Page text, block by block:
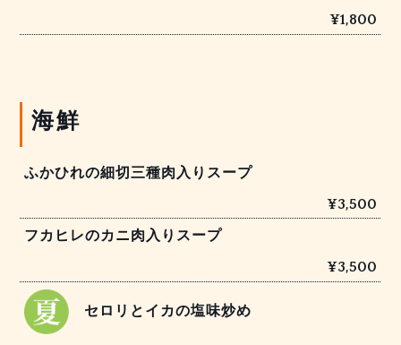
¥1,800
海鮮
ふかひれの細切三種肉入りスープ
¥3,500
フカヒレのカニ肉入りスープ
¥3,500
セロリとイカの塩味炒め